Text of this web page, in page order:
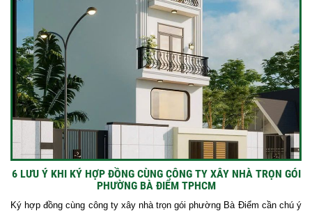
6 LƯU Ý KHI KÝ HỢP ĐỒNG CÙNG CÔNG TY XÂY NHÀ TRỌN GÓI
PHƯỜNG BÀ ĐIỂM TPHCM
Ký hợp đồng cùng công ty xây nhà trọn gói phường Bà Điểm cần chú ý